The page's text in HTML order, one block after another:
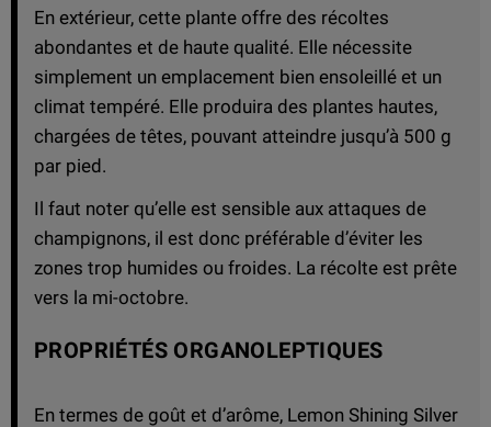
En extérieur, cette plante offre des récoltes
abondantes et de haute qualité. Elle nécessite
simplement un emplacement bien ensoleillé et un
climat tempéré. Elle produira des plantes hautes,
chargées de têtes, pouvant atteindre jusqu’à 500 g
par pied.
Il faut noter qu’elle est sensible aux attaques de
champignons, il est donc préférable d’éviter les
zones trop humides ou froides. La récolte est prête
vers la mi-octobre.
PROPRIÉTÉS ORGANOLEPTIQUES
En termes de goût et d’arôme, Lemon Shining Silver